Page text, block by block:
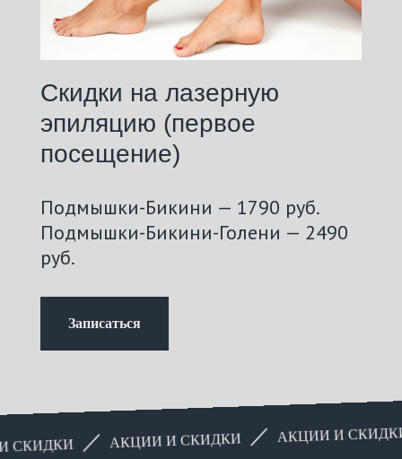
Скидки на лазерную
эпиляцию (первое
посещение)
Подмышки-Бикини — 1790 руб.
Подмышки-Бикини-Голени — 2490
руб.
Записаться
АКЦИИ И СКИДКИ АКЦИИ И СКИДКИ